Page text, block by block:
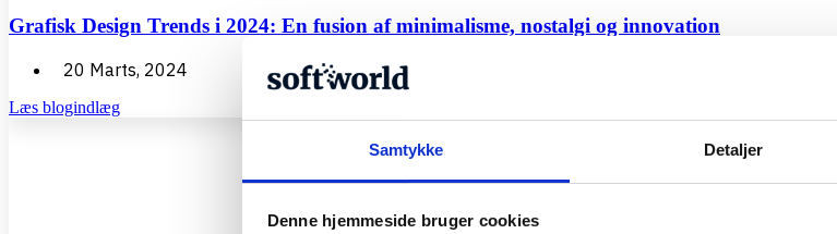
Samtykke Detaljer
Denne hjemmeside bruger cookies
Grafisk Design Trends i 2024: En fusion af minimalisme, nostalgi og innovation
20 Marts, 2024
Læs blogindlæg